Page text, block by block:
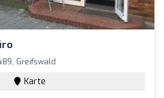
Greifswald
Karte